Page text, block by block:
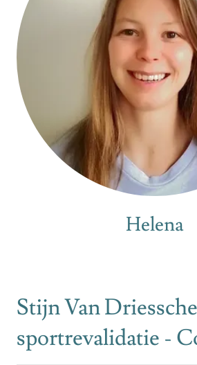
Helena
Stijn Van
sportrevalidatie -